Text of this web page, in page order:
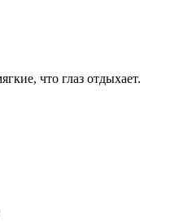
что глаз отдыхает.